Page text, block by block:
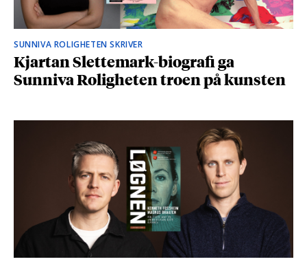
SUNNIVA ROLIGHETEN SKRIVER
Kjartan Slettemark-biografi ga
Sunniva Roligheten troen på kunsten